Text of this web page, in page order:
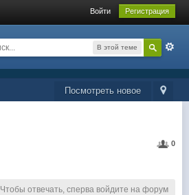
Войти Регистрация
В этой теме
Посмотреть новое
0
Чтобы отвечать, сперва войдите на форум